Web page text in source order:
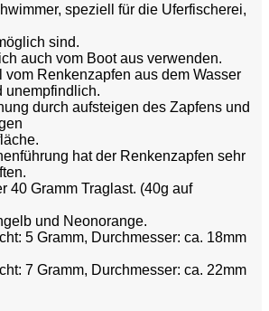
speziell für die Uferfischerei,
sind.
auch vom Boot aus verwenden.
vom Renkenzapfen aus dem Wasser
unempfindlich.
durch aufsteigen des Zapfens und
hat der Renkenzapfen sehr
40 Gramm Traglast. (40g auf
und Neonorange.
5 Gramm, Durchmesser: ca. 18mm
7 Gramm, Durchmesser: ca. 22mm